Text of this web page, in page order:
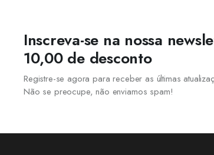
Inscreva-se na nossa
10,00 de desconto
Registre-se agora para receber as últimas
Não se preocupe, não enviamos spam!